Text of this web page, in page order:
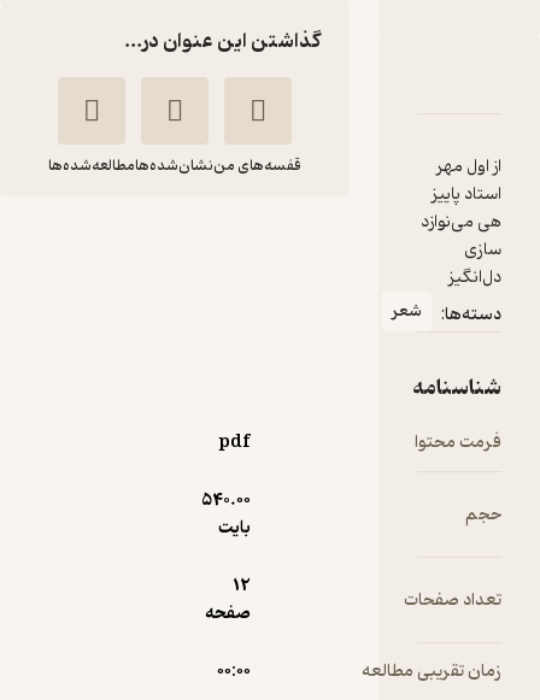
از اول مهر
استاد پاییز
هی می‌نوازد
سازی
دل‌انگیز
دسته‌ها: شعر
شناسنامه
فرمت محتوا pdf
حجم
540.۰۰
بایت
تعداد صفحات
صفحه
زمان تقریبی مطالعه ۰۰:۰۰
گذاشتن این عنوان در...
قفسه‌های من نشان‌شده‌هامطالعه‌شده‌ها
نمونه